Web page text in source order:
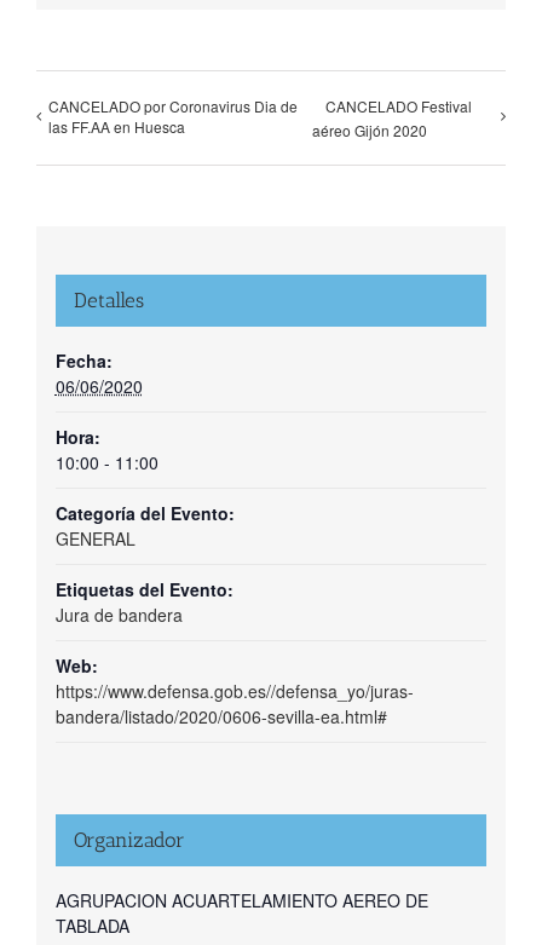
CANCELADO por Coronavirus Dia de
las FF.AA en Huesca
CANCELADO Festival
aéreo Gijón 2020
Detalles
Fecha:
06/06/2020
Hora:
10:00 - 11:00
Categoría del Evento:
GENERAL
Etiquetas del Evento:
Jura de bandera
Web:
https://www.defensa.gob.es//defensa_yo/juras-
bandera/listado/2020/0606-sevilla-ea.html#
Organizador
AGRUPACION ACUARTELAMIENTO AEREO DE
TABLADA